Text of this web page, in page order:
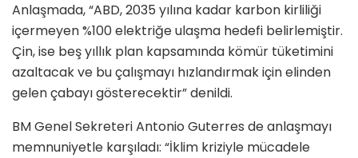
Anlaşmada, “ABD, 2035 yılına kadar karbon kirliliği
içermeyen %100 elektriğe ulaşma hedefi belirlemiştir.
Çin, ise beş yıllık plan kapsamında kömür tüketimini
azaltacak ve bu çalışmayı hızlandırmak için elinden
gelen çabayı gösterecektir” denildi.
BM Genel Sekreteri Antonio Guterres de anlaşmayı
memnuniyetle karşıladı: “İklim kriziyle mücadele